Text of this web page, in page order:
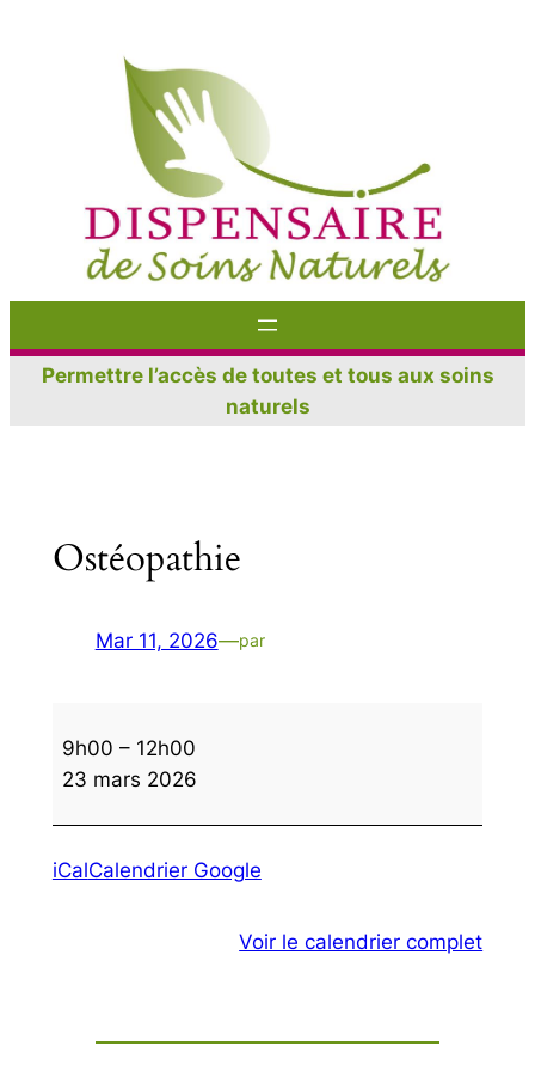
Permettre l’accès de toutes et tous aux soins
naturels
Ostéopathie
Mar 11, 2026—par
9h00 – 12h00
23 mars 2026
iCalCalendrier Google
Voir le calendrier complet